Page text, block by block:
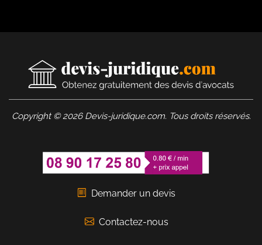
Copyright © 2026 Devis-juridique.com. Tous droits réservés.
Demander un devis
Contactez-nous